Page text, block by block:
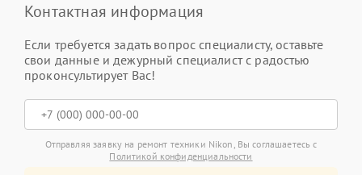
Контактная информация
Если требуется задать вопрос специалисту, оставьте
свои данные и дежурный специалист с радостью
проконсультирует Вас!
Отправляя заявку на ремонт техники Nikon, Вы соглашаетесь с
Политикой конфиденциальности